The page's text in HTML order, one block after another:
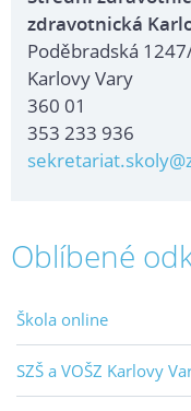
zdravotnická
Poděbradská
Karlovy Vary
360 01
353 233 936
Oblíbené
Škola online
SZŠ a VOŠZ Karlovy